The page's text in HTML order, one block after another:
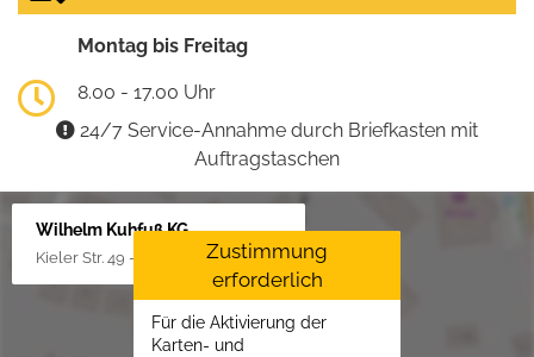
Montag bis Freitag
8.00 - 17.00 Uhr
24/7 Service-Annahme durch Briefkasten mit
Auftragstaschen
Wilhelm Kuhfuß KG
Kieler Str. 49 - 51, 25451 Quickborn
Zustimmung
erforderlich
Für die Aktivierung der
Karten- und